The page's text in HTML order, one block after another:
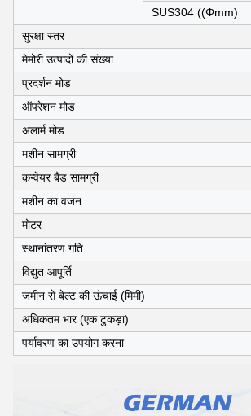
SUS304 ((Φmm)
सुरक्षा स्तर
मेमोरी उत्पादों की संख्या
प्रदर्शन मोड
ऑपरेशन मोड
अलार्म मोड
मशीन सामग्री
कन्वेयर बैंड सामग्री
मशीन का वजन
मोटर
स्थानांतरण गति
विद्युत आपूर्ति
जमीन से बेल्ट की ऊंचाई (मिमी)
अधिकतम भार (एक टुकड़ा)
पर्यावरण का उपयोग करना